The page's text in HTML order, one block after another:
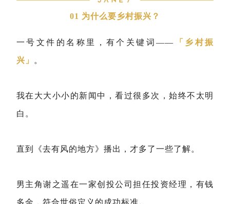
01 为什么要乡村振兴？
一号文件的名称里，有个关键词—— 「乡村振
兴」 。
我在大大小小的新闻中，看过很多次，始终不太明
白。
直到《去有风的地方》播出，才多了一些了解。
男主角谢之遥在一家创投公司担任投资经理，有钱